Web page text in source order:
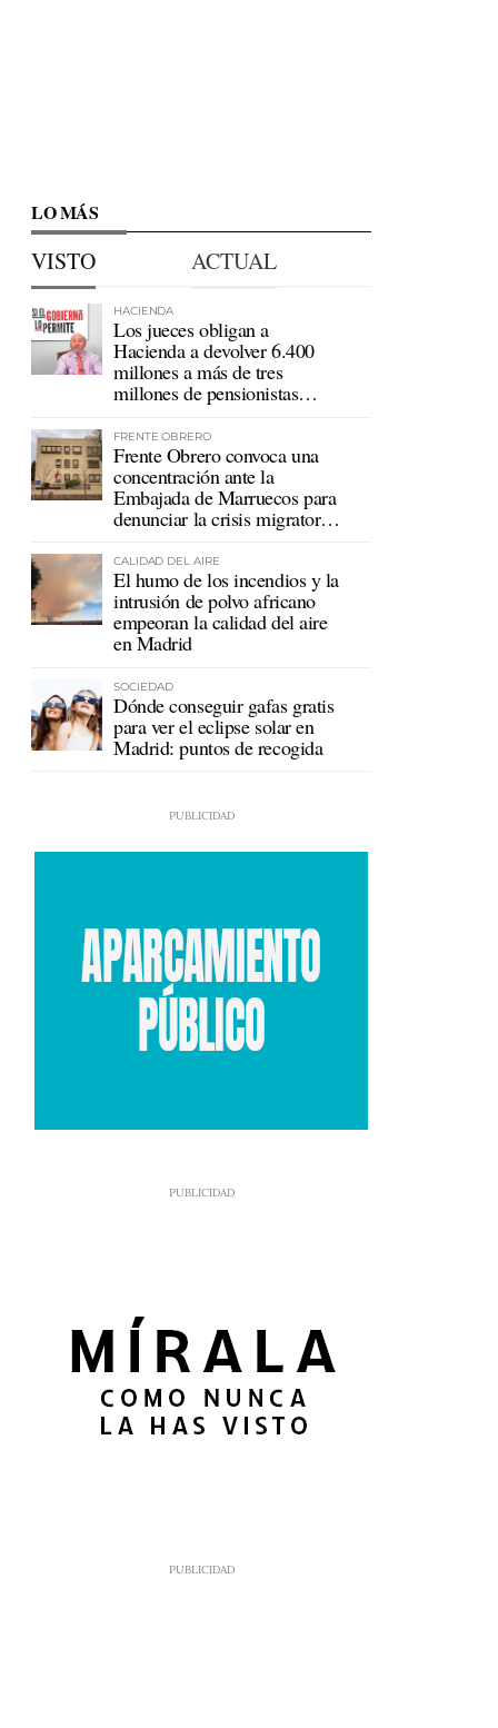
LO MÁS
VISTO ACTUAL
HACIENDA
Los jueces obligan a
Hacienda a devolver 6.400
millones a más de tres
millones de pensionistas
FRENTE OBRERO
Frente Obrero convoca una
concentración ante la
Embajada de Marruecos para
denunciar la crisis migratoria
CALIDAD DEL AIRE
El humo de los incendios y la
intrusión de polvo africano
empeoran la calidad del aire
en Madrid
SOCIEDAD
Dónde conseguir gafas gratis
para ver el eclipse solar en
Madrid: puntos de recogida